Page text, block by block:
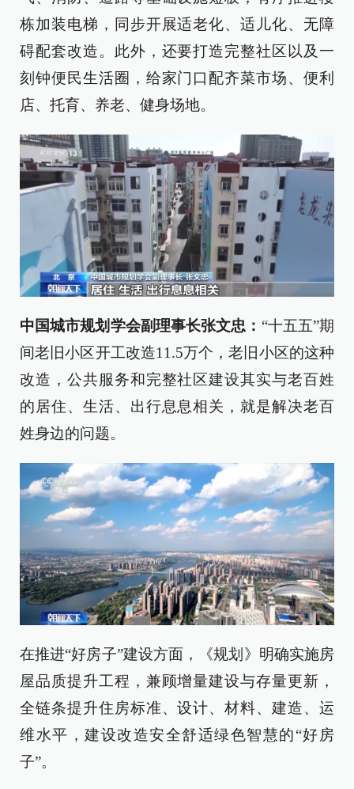
栋加装电梯，同步开展适老化、适儿化、无障
碍配套改造。此外，还要打造完整社区以及一
刻钟便民生活圈，给家门口配齐菜市场、便利
店、托育、养老、健身场地。
中国城市规划学会副理事长张文忠： “十五五”期
间老旧小区开工改造11.5万个，老旧小区的这种
改造，公共服务和完整社区建设其实与老百姓
的居住、生活、出行息息相关，就是解决老百
姓身边的问题。
在推进“好房子”建设方面，《规划》明确实施房
屋品质提升工程，兼顾增量建设与存量更新，
全链条提升住房标准、设计、材料、建造、运
维水平，建设改造安全舒适绿色智慧的“好房
子”。